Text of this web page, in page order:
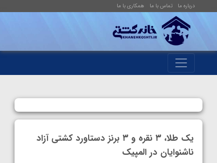
درباره ما تماس با ما همکاری با ما
یک طلا، ۳ نقره و ۳ برنز دستاورد کشتی آزاد
ناشنوایان در المپیک